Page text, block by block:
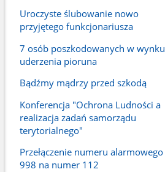
Uroczyste ślubowanie nowo
przyjętego funkcjonariusza
7 osób poszkodowanych w wynku
uderzenia pioruna
Bądźmy mądrzy przed szkodą
Konferencja "Ochrona Ludności a
realizacja zadań samorządu
terytorialnego"
Przełączenie numeru alarmowego
998 na numer 112